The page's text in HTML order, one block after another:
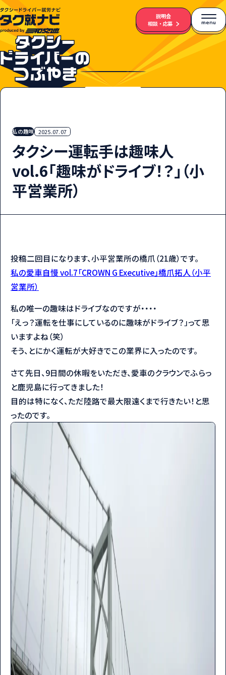
説明会
相談・応募
menu
私の趣味 2025.07.07
タクシー運転手は趣味人
vol.6「趣味がドライブ！？」（小
平営業所）
投稿二回目になります、小平営業所の橋爪（21歳）です。
私の愛車自慢 vol.7「CROWN G Executive」橋爪拓人（小平
営業所）
私の唯一の趣味はドライブなのですが・・・・
「えっ？運転を仕事にしているのに趣味がドライブ？」って思
いますよね（笑）
そう、とにかく運転が大好きでこの業界に入ったのです。
さて先日、9日間の休暇をいただき、愛車のクラウンでふらっ
と鹿児島に行ってきました！
目的は特になく、ただ陸路で最大限遠くまで行きたい！と思
ったのです。